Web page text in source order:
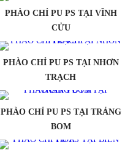
PHÀO CHỈ PU PS TẠI VĨNH
CỬU
PHÀO CHỈ PU PS TẠI NHƠN
TRẠCH
PHÀO CHỈ PU PS TẠI TRẢNG
BOM